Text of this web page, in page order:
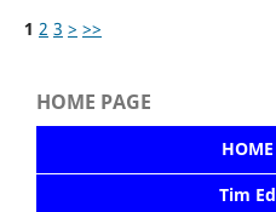
1 2 3 > >>
HOME PAGE
Tim